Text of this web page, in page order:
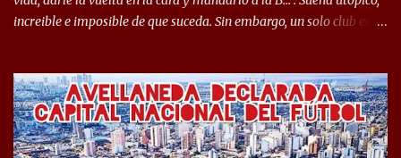
increible e imposible de que suceda. Sin embargo, un solo club en el
campeonato del '83 año consagratorio para el Rojo y, por el otro, el
haber mandado al descenso a su eterno rival. 22 de diciembre de
1983 es una fecha que pocos hinchas de Independiente pueden
dejar en el olvido. Es que ese día, el "Rojo" derrotó a Racing por 2 a